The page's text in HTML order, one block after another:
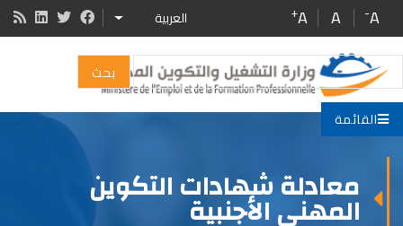
main
content
A
-
A
A
+ العربية
ACTIONS
بحث
القائمة
معادلة شهادات التكوين
المهني الأجنبية